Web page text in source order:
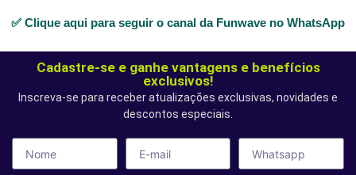
✅ Clique aqui para seguir o canal da Funwave no WhatsApp
Cadastre-se e ganhe vantagens e benefícios
exclusivos!
Inscreva-se para receber atualizações exclusivas, novidades e
descontos especiais.